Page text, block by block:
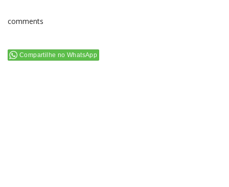
comments
Compartilhe no WhatsApp